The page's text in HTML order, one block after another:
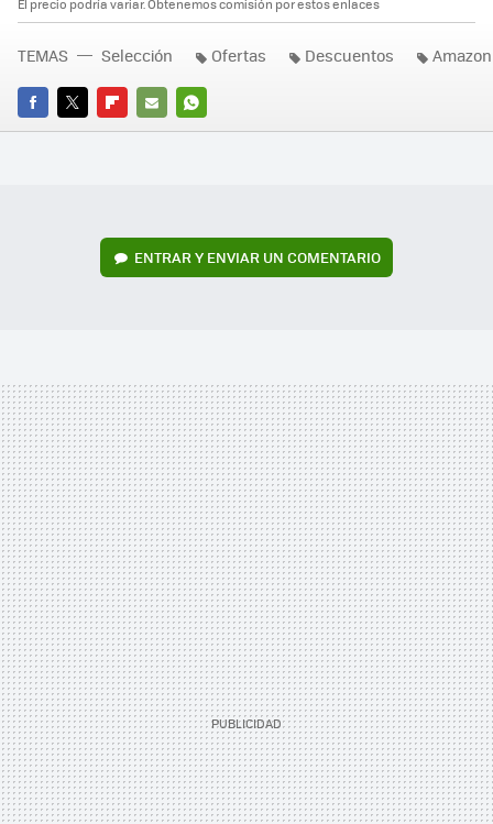
El precio podría variar. Obtenemos comisión por estos enlaces
FACEBOOK
TWITTERFLIPBOARD
E-
WHATSAPP
TEMAS Selección Ofertas Descuentos
ENTRAR Y ENVIAR UN COMENTARIO